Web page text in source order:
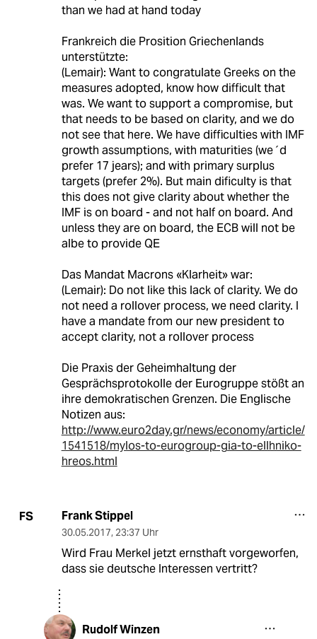
than we had at hand today
Frankreich die Prosition Griechenlands
unterstützte:
(Lemair): Want to congratulate Greeks on the
measures adopted, know how difficult that
was. We want to support a compromise, but
that needs to be based on clarity, and we do
not see that here. We have difficulties with IMF
growth assumptions, with maturities (we´d
prefer 17 jears); and with primary surplus
targets (prefer 2%). But main dificulty is that
this does not give clarity about whether the
IMF is on board - and not half on board. And
unless they are on board, the ECB will not be
albe to provide QE
Das Mandat Macrons «Klarheit» war:
(Lemair): Do not like this lack of clarity. We do
not need a rollover process, we need clarity. I
have a mandate from our new president to
accept clarity, not a rollover process
Die Praxis der Geheimhaltung der
Gesprächsprotokolle der Eurogruppe stößt an
ihre demokratischen Grenzen. Die Englische
Notizen aus:
http://www.euro2day.gr/news/economy/article/
1541518/mylos-to-eurogroup-gia-to-ellhniko-
hreos.html
FS Frank Stippel
30.05.2017, 23:37 Uhr
Wird Frau Merkel jetzt ernsthaft vorgeworfen,
dass sie deutsche Interessen vertritt?
Rudolf Winzen